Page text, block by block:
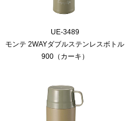
UE-3489
モンテ 2WAYダブルステンレスボトル
900（カーキ）